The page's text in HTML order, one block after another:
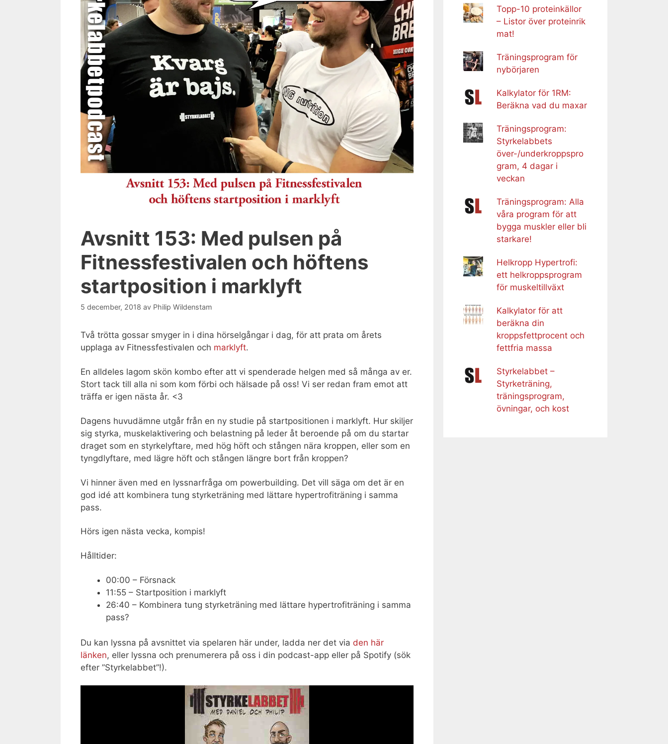
Avsnitt 153: Med pulsen på
Fitnessfestivalen och höftens
startposition i marklyft
5 december, 2018 av Philip Wildenstam
Två trötta gossar smyger in i dina hörselgångar i dag, för att prata om årets
upplaga av Fitnessfestivalen och marklyft.
En alldeles lagom skön kombo efter att vi spenderade helgen med så många av er.
Stort tack till alla ni som kom förbi och hälsade på oss! Vi ser redan fram emot att
träffa er igen nästa år. <3
Dagens huvudämne utgår från en ny studie på startpositionen i marklyft. Hur skiljer
sig styrka, muskelaktivering och belastning på leder åt beroende på om du startar
draget som en styrkelyftare, med hög höft och stången nära kroppen, eller som en
tyngdlyftare, med lägre höft och stången längre bort från kroppen?
Vi hinner även med en lyssnarfråga om powerbuilding. Det vill säga om det är en
god idé att kombinera tung styrketräning med lättare hypertrofiträning i samma
pass.
Hörs igen nästa vecka, kompis!
Hålltider:
00:00 – Försnack
11:55 – Startposition i marklyft
26:40 – Kombinera tung styrketräning med lättare hypertrofiträning i samma
pass?
Du kan lyssna på avsnittet via spelaren här under, ladda ner det via den här
länken, eller lyssna och prenumerera på oss i din podcast-app eller på Spotify (sök
efter ”Styrkelabbet”!).
Topp-10 proteinkällor
– Listor över proteinrik
mat!
Träningsprogram för
nybörjaren
Kalkylator för 1RM:
Beräkna vad du maxar
Träningsprogram:
Styrkelabbets
över-/underkroppspro
gram, 4 dagar i
veckan
Träningsprogram: Alla
våra program för att
bygga muskler eller bli
starkare!
Helkropp Hypertrofi:
ett helkroppsprogram
för muskeltillväxt
Kalkylator för att
beräkna din
kroppsfettprocent och
fettfria massa
Styrkelabbet –
Styrketräning,
träningsprogram,
övningar, och kost